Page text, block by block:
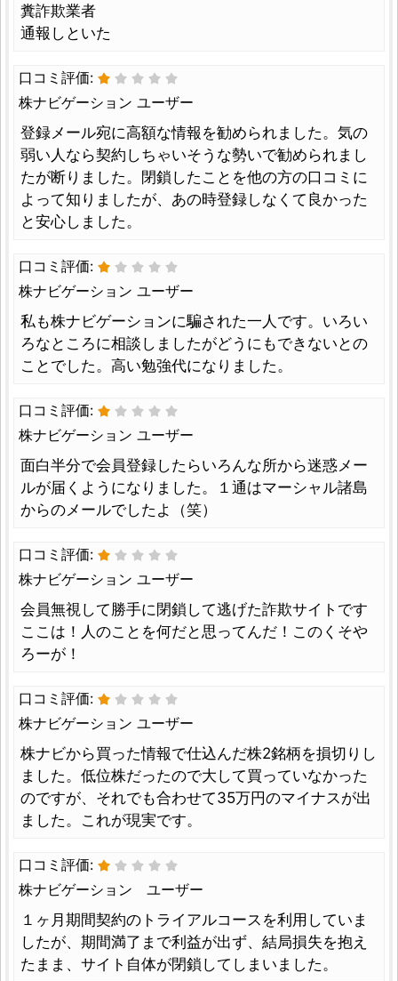
糞詐欺業者
通報しといた
口コミ評価:
株ナビゲーション ユーザー
登録メール宛に高額な情報を勧められました。気の
弱い人なら契約しちゃいそうな勢いで勧められまし
たが断りました。閉鎖したことを他の方の口コミに
よって知りましたが、あの時登録しなくて良かった
と安心しました。
口コミ評価:
株ナビゲーション ユーザー
私も株ナビゲーションに騙された一人です。いろい
ろなところに相談しましたがどうにもできないとの
ことでした。高い勉強代になりました。
口コミ評価:
株ナビゲーション ユーザー
面白半分で会員登録したらいろんな所から迷惑メー
ルが届くようになりました。１通はマーシャル諸島
からのメールでしたよ（笑）
口コミ評価:
株ナビゲーション ユーザー
会員無視して勝手に閉鎖して逃げた詐欺サイトです
ここは！人のことを何だと思ってんだ！このくそや
ろーが！
口コミ評価:
株ナビゲーション ユーザー
株ナビから買った情報で仕込んだ株2銘柄を損切りし
ました。低位株だったので大して買っていなかった
のですが、それでも合わせて35万円のマイナスが出
ました。これが現実です。
口コミ評価:
株ナビゲーション ユーザー
１ヶ月期間契約のトライアルコースを利用していま
したが、期間満了まで利益が出ず、結局損失を抱え
たまま、サイト自体が閉鎖してしまいました。